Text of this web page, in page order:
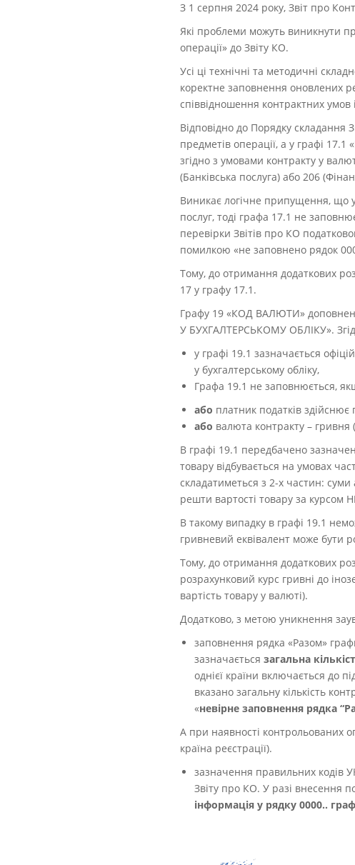
З 1 серпня 2024 року, Звіт про
Які проблеми можуть виникнути
операції» до Звіту КО.
Усі ці технічні та методичні
коректне заповнення оновлених
співвідношення контрактних умов
Відповідно до Порядку складання
предметів операції, а у графі
згідно з умовами контракту у
(Банківська послуга) або 206
Виникає логічне припущення, що
послуг, тоді графа 17.1 не
перевірки Звітів про КО
помилкою «не заповнено рядок
Тому, до отримання додаткових
17 у графу 17.1.
Графу 19 «КОД ВАЛЮТИ»
У БУХГАЛТЕРСЬКОМУ ОБЛІКУ».
у графі 19.1 зазначається
у бухгалтерському обліку,
Графа 19.1 не заповнюється,
або платник податків
або валюта контракту – гривня
В графі 19.1 передбачено
товару відбувається на умовах
складатиметься з 2-х частин:
решти вартості товару за курсом
В такому випадку в графі 19.1
гривневий еквівалент може бути
Тому, до отримання додаткових
розрахунковий курс гривні до
вартість товару у валюті).
Додатково, з метою уникнення
заповнення рядка «Разом»
зазначається загальна
однієї країни включається до
вказано загальну кількість
«невірне заповнення рядка
А при наявності контрольованих
країна реєстрації).
зазначення правильних кодів
Звіту про КО. У разі внесення
інформація у рядку 0000..